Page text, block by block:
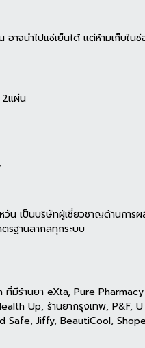
อาจนำไปแช่เย็นได้ แต่ห้ามเก็บใน
แผ่น
วัน เป็นบริษัทผู้เชี่ยวชาญด้านกา
รฐานสากลทุกระบบ
ที่มีร้านยา eXta, Pure
Up, ร้านยากรุงเทพ, P&F,
Safe, Jiffy, BeautiCool,